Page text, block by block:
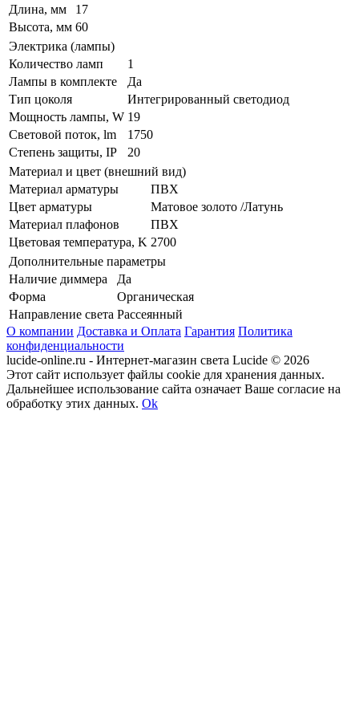
Длина, мм
17
Высота, мм 60
Электрика (лампы)
Количество ламп
1
Лампы в комплекте
Да
Тип цоколя
Интегрированный светодиод
Мощность лампы, W 19
Световой поток, lm
1750
Степень защиты, IP
20
Материал и цвет (внешний вид)
Материал арматуры
ПВХ
Цвет арматуры
Матовое золото /Латунь
Материал плафонов
ПВХ
Цветовая температура, K 2700
Дополнительные параметры
Наличие диммера
Да
Форма
Органическая
Направление света Рассеянный
О компании Доставка и Оплата Гарантия Политика
конфиденциальности
lucide-online.ru - Интернет-магазин света Lucide © 2026
Этот сайт использует файлы cookie для хранения данных.
Дальнейшее использование сайта означает Ваше согласие на
обработку этих данных. Ok